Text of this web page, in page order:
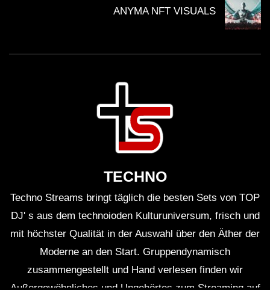
ANYMA NFT VISUALS
TECHNO
Techno Streams bringt täglich die besten Sets von TOP
DJ' s aus dem technoioden Kulturuniversum, frisch und
mit höchster Qualität in der Auswahl über den Äther der
Moderne an den Start. Gruppendynamisch
zusammengestellt und Hand verlesen finden wir